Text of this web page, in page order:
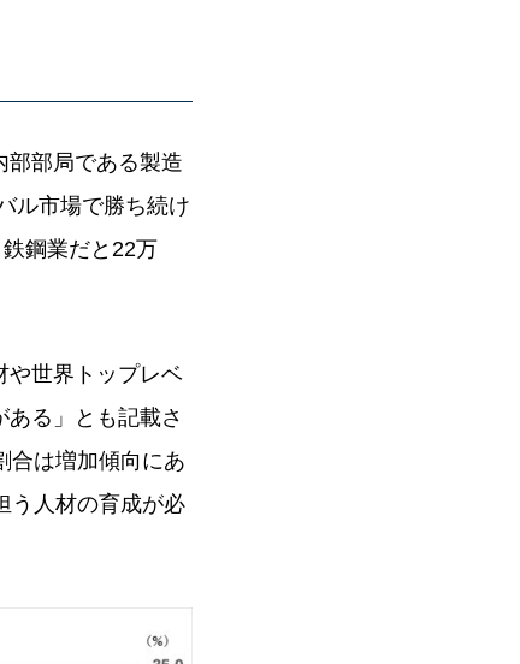
部部局である製造
ル市場で勝ち続け
鋼業だと22万
や世界トップレベ
ある」とも記載さ
合は増加傾向にあ
う人材の育成が必